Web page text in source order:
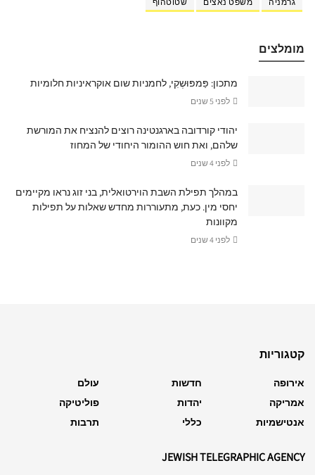
מומלצים
מתכון: פַּמפּוּשְקִי, לחמניות שום אוקראיניות חלומיות
לפני 5 שנים
יהודי קורדובה בארגנטינה רוצים להנציח את המורשת
שלהם, ואת חוש ההומור היחודי של המחוז
לפני 4 שנים
במהלך תפילת השבת הוירטואלית, בני זוג נראו מקיימים
יחסי מין. כעת, מתעוררות מחדש שאלות על תפילות
מקוונות
לפני 4 שנים
קטגוריות
אירופה
אמריקה
אנטישמיות
חדשות
יהדות
כללי
עולם
פוליטיקה
תרבות
JEWISH TELEGRAPHIC AGENCY